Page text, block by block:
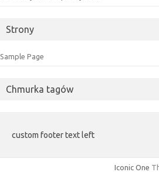
Strony
Sample Page
Chmurka tagów
custom footer text left
Iconic One